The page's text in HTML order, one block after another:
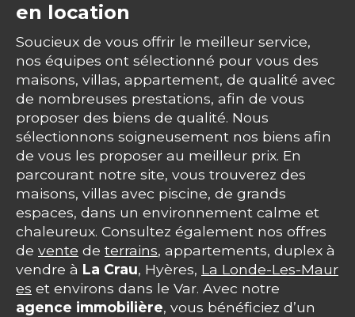
en location
Soucieux de vous offrir le meilleur service,
nos équipes ont sélectionné pour vous des
maisons, villas, appartement, de qualité avec
de nombreuses prestations, afin de vous
proposer des biens de qualité. Nous
sélectionnons soigneusement nos biens afin
de vous les proposer au meilleur prix. En
parcourant notre site, vous trouverez des
maisons, villas avec piscine, de grands
espaces, dans un environnement calme et
chaleureux. Consultez également nos offres
de vente de terrains, appartements, duplex à
vendre à La Crau, Hyères, La Londe-Les-Maur
es et environs dans le Var. Avec notre
agence immobilière, vous bénéficiez d’un